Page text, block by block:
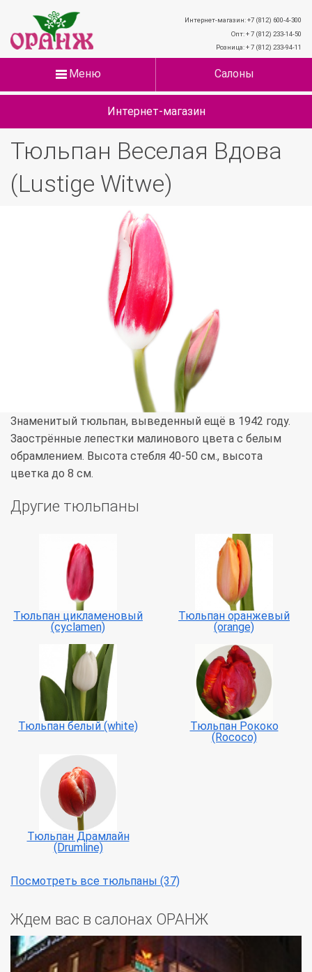
Интернет-магазин: +7 (812) 600-4-300
Опт: + 7 (812) 233-14-50
Розница: + 7 (812) 233-94-11
Меню Салоны
Интернет-магазин
Тюльпан Веселая Вдова
(Lustige Witwe)
Знаменитый тюльпан, выведенный ещё в 1942 году.
Заострённые лепестки малинового цвета с белым
обрамлением. Высота стебля 40-50 см., высота
цветка до 8 см.
Другие тюльпаны
Тюльпан цикламеновый
(сyclamen)
Тюльпан оранжевый
(orange)
Тюльпан белый (white)
Тюльпан Рококо
(Rococo)
Тюльпан Драмлайн
(Drumline)
Посмотреть все тюльпаны (37)
Ждем вас в салонах ОРАНЖ